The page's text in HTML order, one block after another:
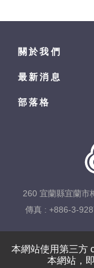
本網站使用第三方
本網站，
關於我們
最新消息
部落格
260 宜蘭縣宜蘭市
傳真 : +886-3-